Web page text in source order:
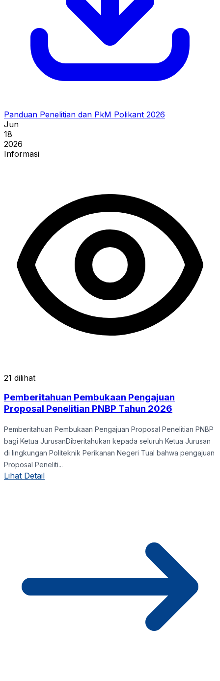
Panduan Penelitian dan PkM Polikant 2026
Jun
18
2026
Informasi
21 dilihat
Pemberitahuan Pembukaan Pengajuan
Proposal Penelitian PNBP Tahun 2026
Pemberitahuan Pembukaan Pengajuan Proposal Penelitian PNBP
bagi Ketua JurusanDiberitahukan kepada seluruh Ketua Jurusan
di lingkungan Politeknik Perikanan Negeri Tual bahwa pengajuan
Proposal Peneliti...
Lihat Detail